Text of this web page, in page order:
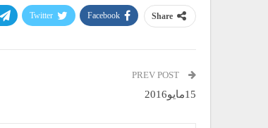
Share
Facebook
Twitter
15مايو2016